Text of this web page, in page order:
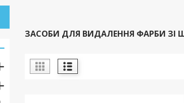
ЗАСОБИ ДЛЯ ВИДАЛЕННЯ ФАРБИ ЗІ